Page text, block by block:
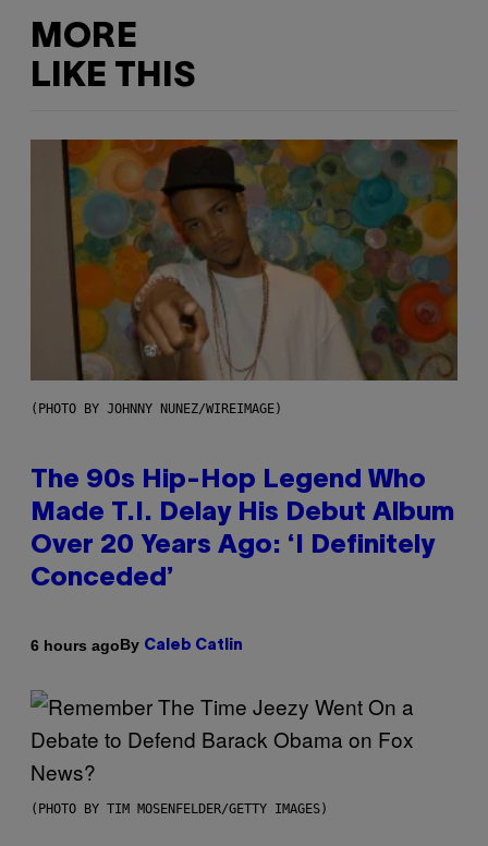
MORE
LIKE THIS
(PHOTO BY JOHNNY NUNEZ/WIREIMAGE)
The 90s Hip-Hop Legend Who
Made T.I. Delay His Debut Album
Over 20 Years Ago: ‘I Definitely
Conceded’
6 hours agoBy Caleb Catlin
(PHOTO BY TIM MOSENFELDER/GETTY IMAGES)